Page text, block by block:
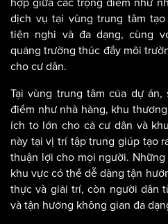
hợp giữa các trọng điểm như
dịch vụ tại vùng trung tâm
tiện nghi và đa dạng, cùng
quảng trường thúc đẩy môi
cho cư dân.
Tại vùng trung tâm của dự
điểm như nhà hàng, khu
ích to lớn cho cả cư dân và
này tại vị trí tập trung giúp tạo
thuận lợi cho mọi người.
khu vực có thể dễ dàng tận
thực và giải trí, còn người dân
và tận hưởng không gian đa